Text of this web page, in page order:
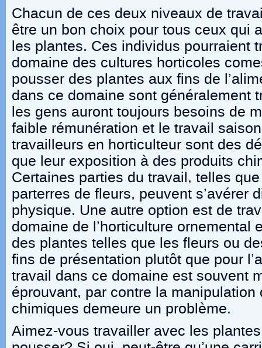
Chacun de ces deux niveaux de
être un bon choix pour tous ceux qui
les plantes. Ces individus pourraient
domaine des cultures horticoles
pousser des plantes aux fins de
dans ce domaine sont généralement
les gens auront toujours besoins de
faible rémunération et le travail
travailleurs en horticulteur sont des
que leur exposition à des produits
Certaines parties du travail, telles
parterres de fleurs, peuvent s’avérer
physique. Une autre option est de
domaine de l’horticulture ornemental
des plantes telles que les fleurs ou
fins de présentation plutôt que pour
travail dans ce domaine est souvent
éprouvant, par contre la manipulation
chimiques demeure un problème.
Aimez-vous travailler avec les